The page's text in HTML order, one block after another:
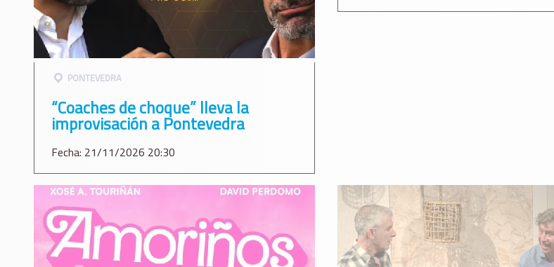
PONTEVEDRA
“Coaches de choque” lleva la
improvisación a Pontevedra
Fecha: 21/11/2026 20:30